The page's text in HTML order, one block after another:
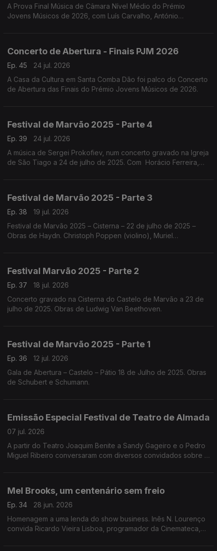
A Prova Final Música de Câmara Nível Médio do Prémio
Jovens Músicos de 2026, com Luís Carvalho, António
Concerto de Abertura - Finais PJM 2026
Ep. 45
24 jul. 2026
A Casa da Cultura em Santa Comba Dão foi palco do Concerto
de Abertura das Finais do Prémio Jovens Músicos de 2026.
Festival de Marvão 2025 - Parte 4
Ep. 39
24 jul. 2026
A música de Sergei Prokofiev, num concerto gravado na Igreja
de São Tiago a 24 de julho de 2025. Com Horácio Ferreira,
Festival de Marvão 2025 - Parte 3
Ep. 38
19 jul. 2026
Festival de Marvão 2025 – Cisterna – 22 de julho de 2025 –
Obras de Haydn. Christoph Poppen (violino), Muriel
Festival Marvão 2025 - Parte 2
Ep. 37
18 jul. 2026
Concerto gravado na Cisterna do Castelo de Marvão a 23 de
julho de 2025. Obras de Ludwig Van Beethoven.
Festival de Marvão 2025 - Parte 1
Ep. 36
12 jul. 2026
Gala de Abertura – Castelo – Pátio 18 de Julho de 2025. Obras
de Schubert e Schumann.
Emissão Especial Festival de Teatro de Almada
07 jul. 2026
A partir do Teatro Joaquim Benite a Sandy Gageiro e o Pedro
Miguel Ribeiro conversaram com diversos convidados sobre o
Mel Brooks, um centenário sem freio
Ep. 34
28 jun. 2026
Homenagem a uma lenda do show business. Inês N. Lourenço
convida Ricardo Vieira Lisboa, programador da Cinemateca,